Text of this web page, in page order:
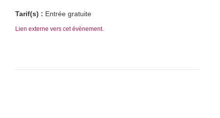
Tarif(s) : Entrée gratuite
Lien externe vers cet évènement.